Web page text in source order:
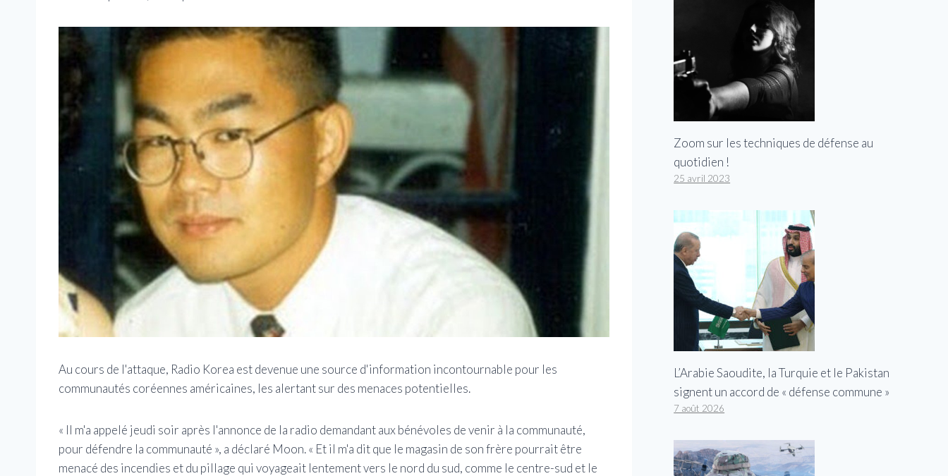
Au cours de l'attaque, Radio Korea est devenue une source d'information incontournable pour les
communautés coréennes américaines, les alertant sur des menaces potentielles.
« Il m'a appelé jeudi soir après l'annonce de la radio demandant aux bénévoles de venir à la communauté,
pour défendre la communauté », a déclaré Moon. « Et il m'a dit que le magasin de son frère pourrait être
menacé des incendies et du pillage qui voyageait lentement vers le nord du sud, comme le centre-sud et le
Zoom sur les techniques de défense au
quotidien !
25 avril 2023
L’Arabie Saoudite, la Turquie et le Pakistan
signent un accord de « défense commune »
7 août 2026